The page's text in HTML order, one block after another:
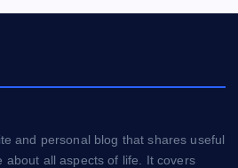
and personal blog that shares useful
about all aspects of life. It covers